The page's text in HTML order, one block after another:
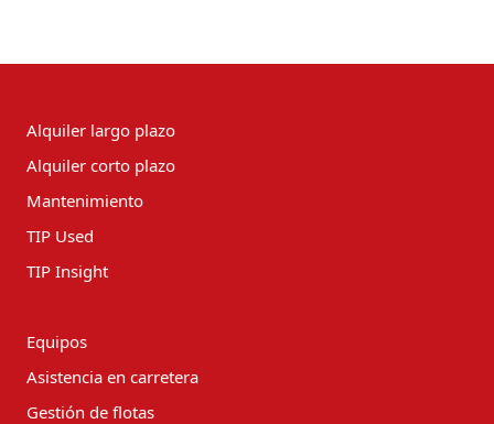
Alquiler largo plazo
Alquiler corto plazo
Mantenimiento
TIP Used
TIP Insight
Equipos
Asistencia en carretera
Gestión de flotas